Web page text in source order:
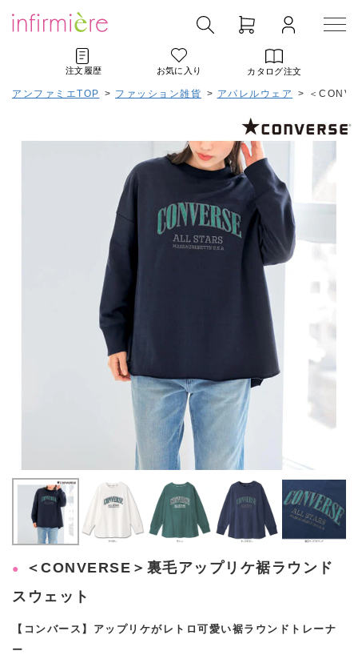
注文履歴 お気に入り カタログ注文
アンファミエTOP > ファッション雑貨 > アパレルウェア > ＜
＜CONVERSE＞裏毛アップリケ裾ラウンド
スウェット
【コンバース】アップリケがレトロ可愛い裾ラウンドトレーナ
ー